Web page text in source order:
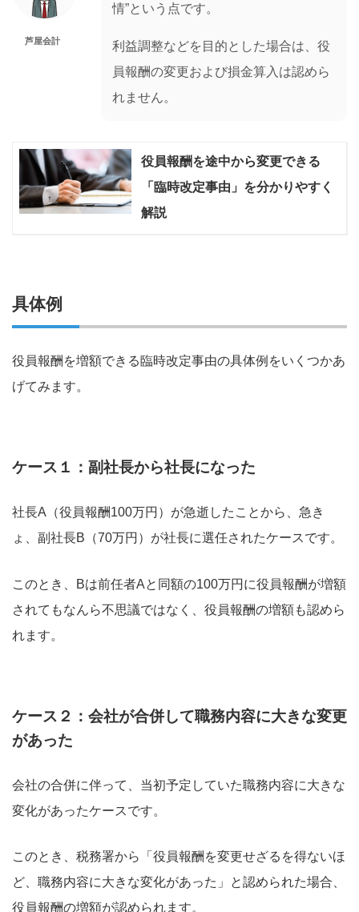
芦屋会計
情”という点です。
利益調整などを目的とした場合は、役
員報酬の変更および損金算入は認めら
れません。
役員報酬を途中から変更できる
「臨時改定事由」を分かりやすく
解説
具体例
役員報酬を増額できる臨時改定事由の具体例をいくつかあ
げてみます。
ケース１：副社長から社長になった
社長A（役員報酬100万円）が急逝したことから、急き
ょ、副社長B（70万円）が社長に選任されたケースです。
このとき、Bは前任者Aと同額の100万円に役員報酬が増額
されてもなんら不思議ではなく、役員報酬の増額も認めら
れます。
ケース２：会社が合併して職務内容に大きな変更
があった
会社の合併に伴って、当初予定していた職務内容に大きな
変化があったケースです。
このとき、税務署から「役員報酬を変更せざるを得ないほ
ど、職務内容に大きな変化があった」と認められた場合、
役員報酬の増額が認められます。